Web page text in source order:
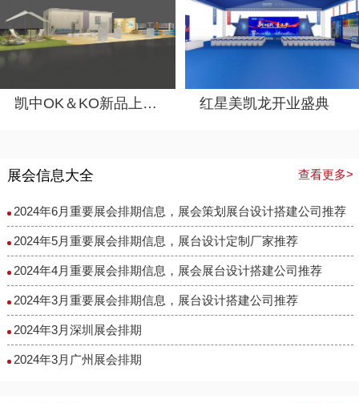
凯中OK＆KO新品上市推广活动策划 红星美凯龙开业盛典
展会信息大全 查看更多>
2024年6月重要展会排期信息，展会策划展台设计搭建公司推荐
2024年5月重要展会排期信息，展台设计定制厂家推荐
2024年4月重要展会排期信息，展会展台设计搭建公司推荐
2024年3月重要展会排期信息，展台设计搭建公司推荐
2024年3月深圳展会排期
2024年3月广州展会排期